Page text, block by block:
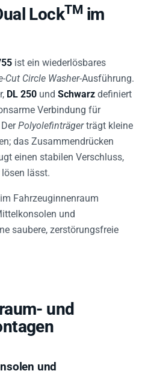
LockTM im
ist ein wiederlösbares
Cut Circle Washer-Ausführung.
DL 250 und Schwarz definiert
Verbindung für
Polyolefinträgerträgt kleine
das Zusammendrücken
einen stabilen Verschluss,
lässt.
Fahrzeuginnenraum
und
saubere, zerstörungsfreie
und
und